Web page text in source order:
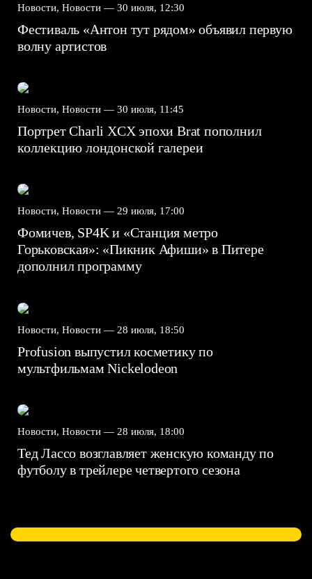
Новости, Новости — 30 июля, 12:30
Фестиваль «Антон тут рядом» объявил первую
волну артистов
Новости, Новости — 30 июля, 11:45
Портрет Charli XCX эпохи Brat пополнил
коллекцию лондонской галереи
Новости, Новости — 29 июля, 17:00
Фомичев, SP4K и «Станция метро
Горьковская»: «Пикник Афиши» в Питере
дополнил программу
Новости, Новости — 28 июля, 18:50
Profusion выпустил косметику по
мультфильмам Nickelodeon
Новости, Новости — 28 июля, 18:00
Тед Лассо возглавляет женскую команду по
футболу в трейлере четвертого сезона